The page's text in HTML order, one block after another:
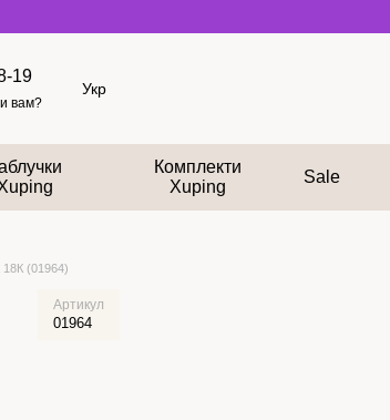
19
вам?
Укр
Комплекти
Xuping
Sale
18К (01964)
Артикул
01964